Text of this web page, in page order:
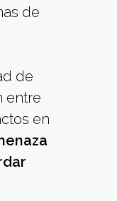
de
de
entre
en